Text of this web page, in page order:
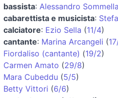
bassista: Alessandro Sommella
cabarettista e musicista:
calciatore: Ezio Sella (11/4)
cantante: Marina Arcangeli (
Fiordaliso (cantante) (19/2)
Carmen Amato (29/8)
Mara Cubeddu (5/5)
Betty Vittori (6/6)